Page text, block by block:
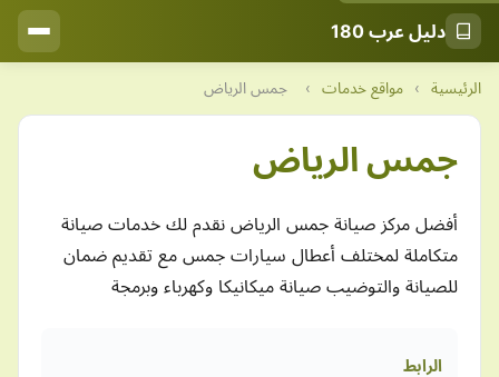
دليل عرب 180
الرئيسية › مواقع خدمات › جمس الرياض
جمس الرياض
أفضل مركز صيانة جمس الرياض نقدم لك خدمات صيانة
متكاملة لمختلف أعطال سيارات جمس مع تقديم ضمان
للصيانة والتوضيب صيانة ميكانيكا وكهرباء وبرمجة
الرابط